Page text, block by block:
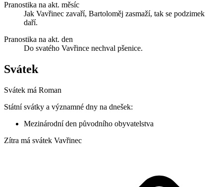
Pranostika na akt. měsíc
Jak Vavřinec zavaří, Bartoloměj zasmaží, tak se podzimek
daří.
Pranostika na akt. den
Do svatého Vavřince nechval pšenice.
Svátek
Svátek má Roman
Státní svátky a významné dny na dnešek:
Mezinárodní den původního obyvatelstva
Zítra má svátek Vavřinec